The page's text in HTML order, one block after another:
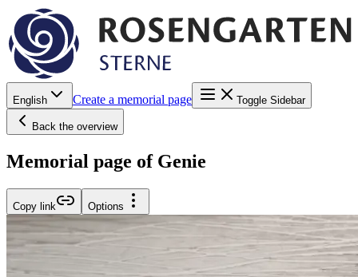
English Create a memorial page Toggle Sidebar
Back the overview
Memorial page of Genie
Copy link Options